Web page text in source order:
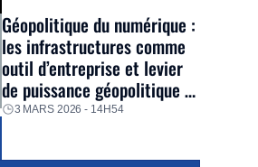
Géopolitique du numérique :
les infrastructures comme
outil d’entreprise et levier
de puissance géopolitique –
Ophélie Coelho – Séminaire
3 MARS 2026 - 14H54